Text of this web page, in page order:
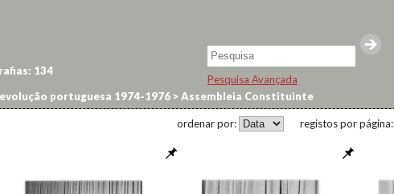
Pesquisa Avançada
134
portuguesa 1974-1976 >Assembleia Constituinte
registos por página:
ordenar por: